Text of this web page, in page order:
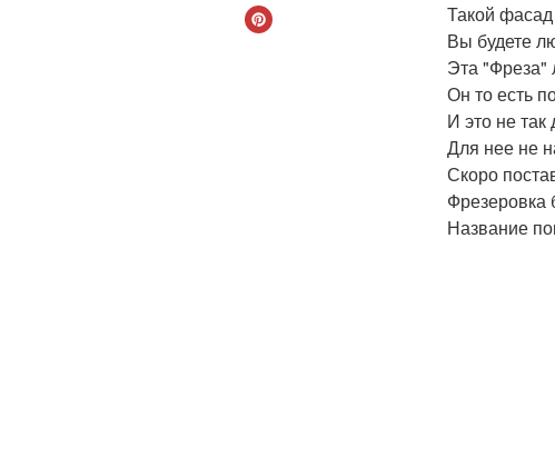
Такой фасад
Вы будете
Эта "Фреза"
Он то есть
И это не так
Для нее не
Скоро
Фрезеровка
Название